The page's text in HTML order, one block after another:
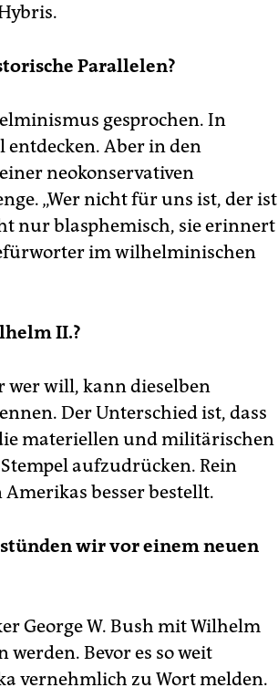
Parallelen?
gesprochen. In
Aber in den
neokonservativen
„Wer nicht für uns ist, der ist
nur blasphemisch, sie erinnert
im wilhelminischen
II.?
wer will, kann dieselben
Der Unterschied ist, dass
materiellen und militärischen
aufzudrücken. Rein
besser bestellt.
wir vor einem neuen
George W. Bush mit Wilhelm
Bevor es so weit
vernehmlich zu Wort melden.